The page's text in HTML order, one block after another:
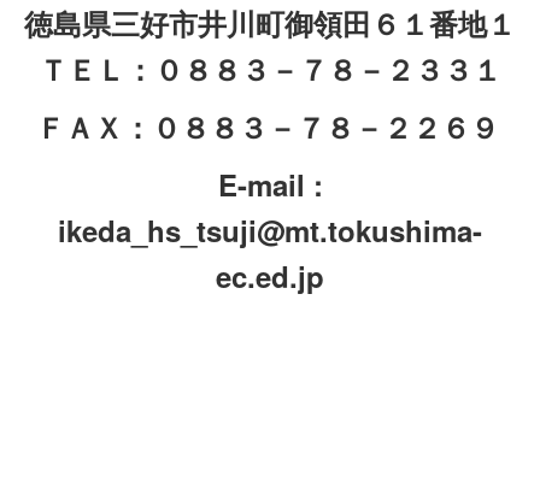
徳島県三好市井川町御領田６１番地１
ＴＥＬ：０８８３－７８－２３３１
ＦＡＸ：０８８３－７８－２２６９
E-mail :
ikeda_hs_tsuji@mt.tokushima-
ec.ed.jp